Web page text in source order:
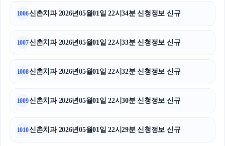
1006신촌치과 2026년05월01일 22시34분 신청정보 신규
1007신촌치과 2026년05월01일 22시33분 신청정보 신규
1008신촌치과 2026년05월01일 22시32분 신청정보 신규
1009신촌치과 2026년05월01일 22시30분 신청정보 신규
1010신촌치과 2026년05월01일 22시29분 신청정보 신규